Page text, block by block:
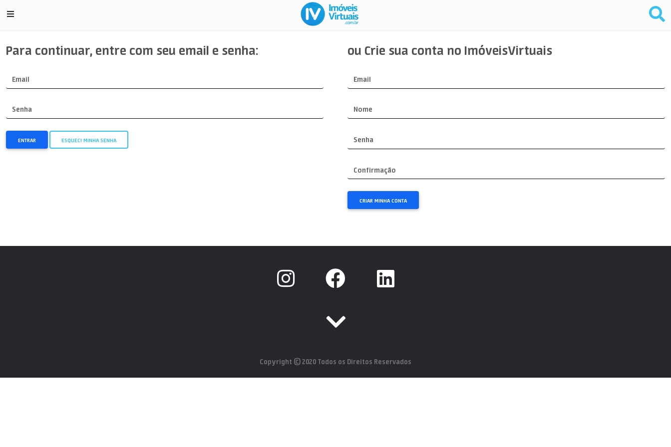
Para continuar, entre com seu email e senha:
Email
Senha
ENTRAR ESQUECI MINHA SENHA
ou Crie sua conta no ImóveisVirtuais
Email
Nome
Senha
Confirmação
CRIAR MINHA CONTA
Copyright © 2020 Todos os Direitos Reservados